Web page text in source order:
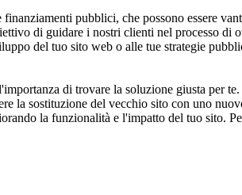
pubblici, che possono essere
di guidare i nostri clienti nel processo di
del tuo sito web o alle tue strategie
di trovare la soluzione giusta per
la sostituzione del vecchio sito con uno
la funzionalità e l'impatto del tuo sito.